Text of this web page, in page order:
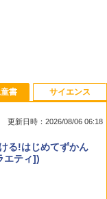
AI完全攻略図鑑
ッズモデル (10イ
3歳から 数千点の
書
更新日時：2026/08/06 06:18
る!はじめてずかん
エティ])
サイエンス